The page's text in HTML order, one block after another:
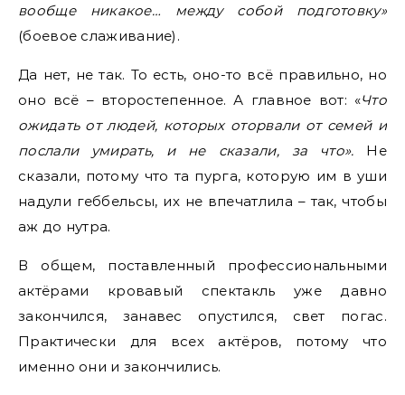
вообще никакое… между собой подготовку»
(боевое слаживание).
Да нет, не так. То есть, оно-то всё правильно, но
оно всё – второстепенное. А главное вот: «Что
ожидать от людей, которых оторвали от семей и
послали умирать, и не сказали, за что». Не
сказали, потому что та пурга, которую им в уши
надули геббельсы, их не впечатлила – так, чтобы
аж до нутра.
В общем, поставленный профессиональными
актёрами кровавый спектакль уже давно
закончился, занавес опустился, свет погас.
Практически для всех актёров, потому что
именно они и закончились.